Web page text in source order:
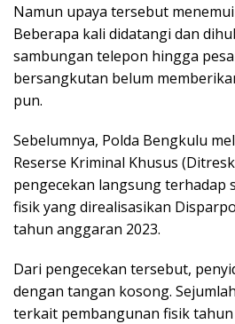
Namun upaya tersebut
Beberapa kali didatangi dan
sambungan telepon hingga
bersangkutan belum
pun.
Sebelumnya, Polda Bengkulu
Reserse Kriminal Khusus
pengecekan langsung terhadap
fisik yang direalisasikan
tahun anggaran 2023.
Dari pengecekan tersebut,
dengan tangan kosong.
terkait pembangunan fisik